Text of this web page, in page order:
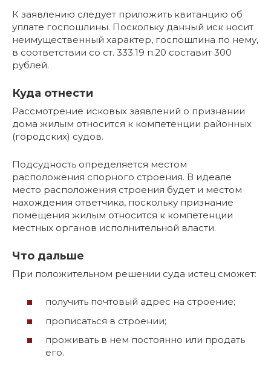
К заявлению следует приложить квитанцию об
уплате госпошлины. Поскольку данный иск носит
неимущественный характер, госпошлина по нему,
в соответствии со ст. 333.19 п.20 составит 300
рублей.
Куда отнести
Рассмотрение исковых заявлений о признании
дома жилым относится к компетенции районных
(городских) судов.
Подсудность определяется местом
расположения спорного строения. В идеале
место расположения строения будет и местом
нахождения ответчика, поскольку признание
помещения жилым относится к компетенции
местных органов исполнительной власти.
Что дальше
При положительном решении суда истец сможет:
получить почтовый адрес на строение;
прописаться в строении;
проживать в нем постоянно или продать
его.